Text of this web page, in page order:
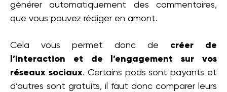
générer automatiquement des commentaires,
que vous pouvez rédiger en amont.
Cela vous permet donc de créer de
l’interaction et de l’engagement sur vos
réseaux sociaux. Certains pods sont payants et
d’autres sont gratuits, il faut donc comparer leurs